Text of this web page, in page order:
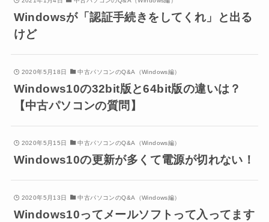
Windowsが「認証手続きをしてくれ」と出る
けど
2020年5月18日 中古パソコンのQ&A（Windows編）
Windows10の32bit版と64bit版の違いは？
【中古パソコンの質問】
2020年5月15日 中古パソコンのQ&A（Windows編）
Windows10の更新が多くて電源が切れない！
2020年5月13日 中古パソコンのQ&A（Windows編）
Windows10ってメールソフトって入ってます